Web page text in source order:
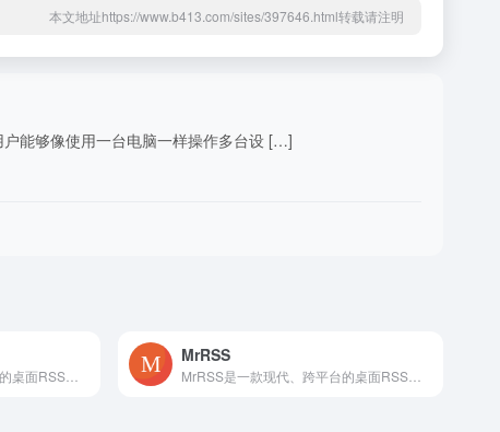
本文地址https://www.b413.com/sites/397646.html转载请注明
能够像使用一台电脑一样操作多台设 […]
MrRSS